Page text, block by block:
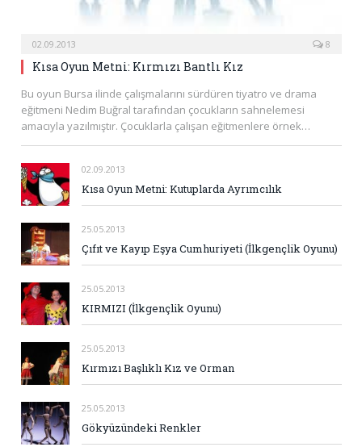
02.09.2013 8
Kısa Oyun Metni: Kırmızı Bantlı Kız
Bu oyun Bursa ilinde çalışmalarını sürdüren tiyatro ve drama
eğitmeni Nedim Buğral tarafından çocukların sahnelemesi
amacıyla yazılmıştır. Çocuklarla çalışan eğitmenlere örnek…
02.09.2013
Kısa Oyun Metni: Kutuplarda Ayrımcılık
25.05.2013
Çıfıt ve Kayıp Eşya Cumhuriyeti (İlkgençlik Oyunu)
25.05.2013
KIRMIZI (İlkgençlik Oyunu)
25.05.2013
Kırmızı Başlıklı Kız ve Orman
25.05.2013
Gökyüzündeki Renkler